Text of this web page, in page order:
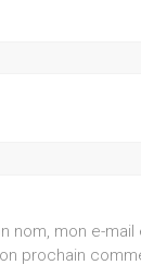
nom, mon e-
prochain